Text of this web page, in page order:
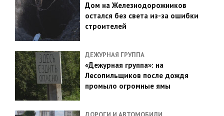
Дом на Железнодорожников
остался без света из-за ошибки
строителей
ДЕЖУРНАЯ ГРУППА
«Дежурная группа»: на
Лесопильщиков после дождя
промыло огромные ямы